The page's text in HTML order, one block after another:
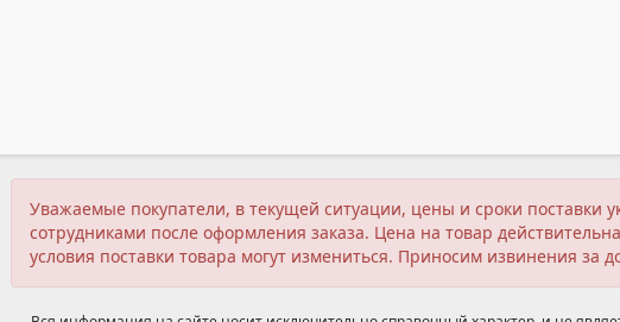
Уважаемые покупатели, в текущей ситуации, цены и сроки поставки
сотрудниками после оформления заказа. Цена на товар
условия поставки товара могут измениться. Приносим извинения за